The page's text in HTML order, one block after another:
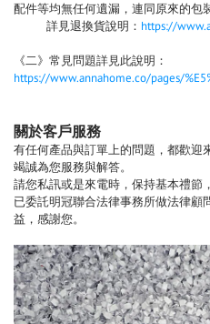
配件等均無任何遺漏，連同原來的包
詳見退換貨說明： https://
《二》常見問題詳見此說明：
https://www.annahome.co/pages/
關於客戶服務
有任何產品與訂單上的問題，都歡迎
竭誠為您服務與解答。
請您私訊或是來電時，保持基本禮節
已委託明冠聯合法律事務所做法律
益，感謝您。